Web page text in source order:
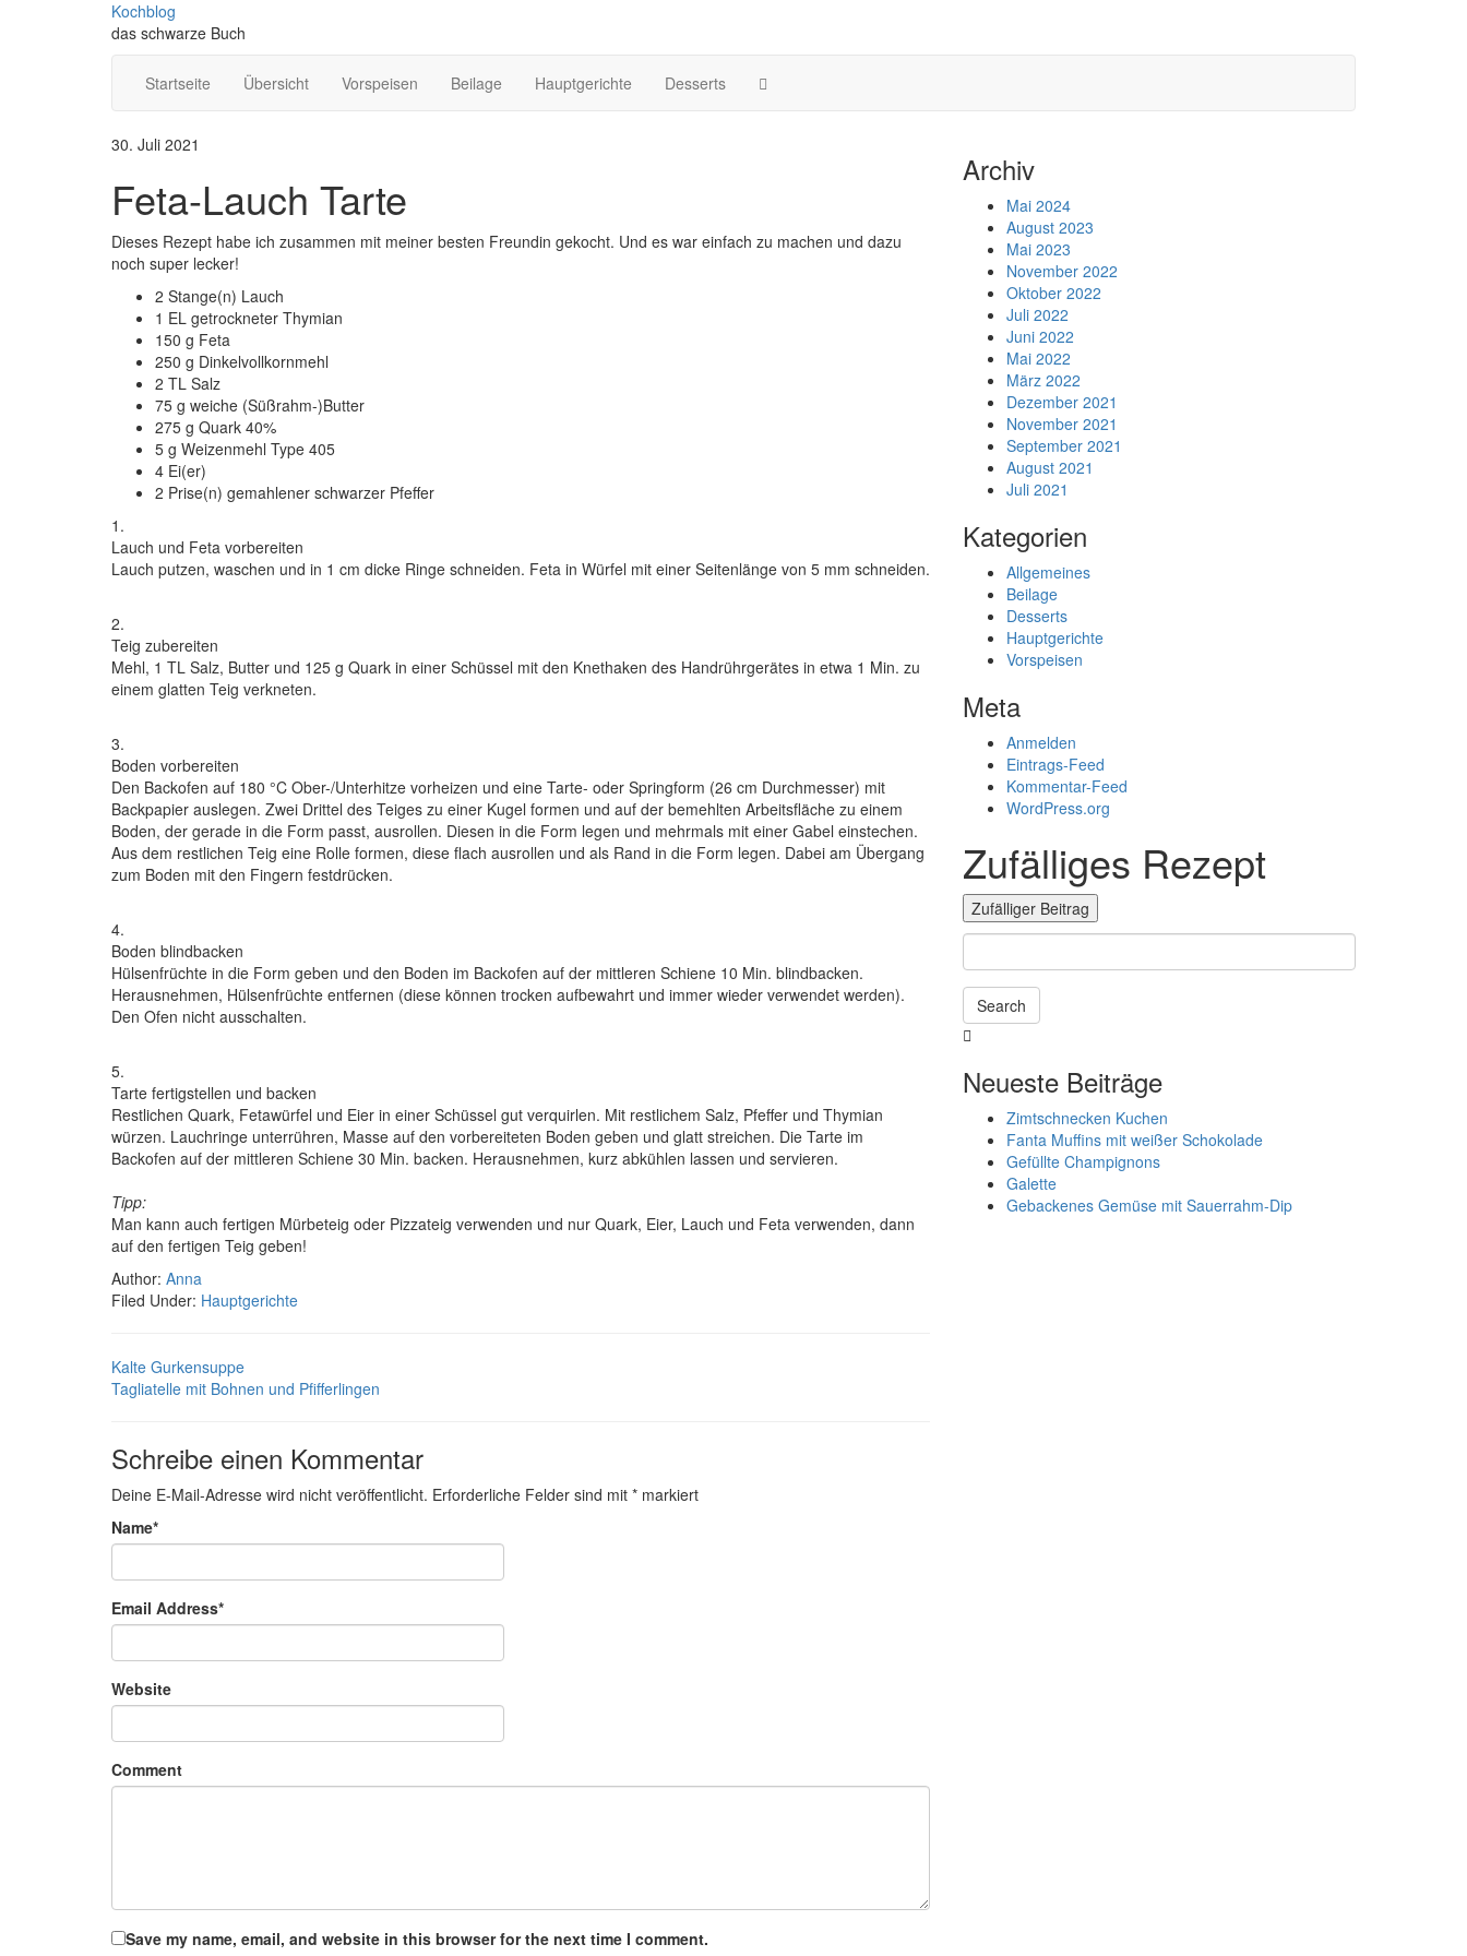
Kochblog
das schwarze Buch
Startseite Übersicht Vorspeisen Beilage Hauptgerichte Desserts
30. Juli 2021
Feta-Lauch Tarte
Dieses Rezept habe ich zusammen mit meiner besten Freundin gekocht. Und es war einfach zu machen und dazu
noch super lecker!
2 Stange(n) Lauch
1 EL getrockneter Thymian
150 g Feta
250 g Dinkelvollkornmehl
2 TL Salz
75 g weiche (Süßrahm-)Butter
275 g Quark 40%
5 g Weizenmehl Type 405
4 Ei(er)
2 Prise(n) gemahlener schwarzer Pfeffer
1.
Lauch und Feta vorbereiten
Lauch putzen, waschen und in 1 cm dicke Ringe schneiden. Feta in Würfel mit einer Seitenlänge von 5 mm schneiden.
2.
Teig zubereiten
Mehl, 1 TL Salz, Butter und 125 g Quark in einer Schüssel mit den Knethaken des Handrührgerätes in etwa 1 Min. zu
einem glatten Teig verkneten.
3.
Boden vorbereiten
Den Backofen auf 180 °C Ober-/Unterhitze vorheizen und eine Tarte- oder Springform (26 cm Durchmesser) mit
Backpapier auslegen. Zwei Drittel des Teiges zu einer Kugel formen und auf der bemehlten Arbeitsfläche zu einem
Boden, der gerade in die Form passt, ausrollen. Diesen in die Form legen und mehrmals mit einer Gabel einstechen.
Aus dem restlichen Teig eine Rolle formen, diese flach ausrollen und als Rand in die Form legen. Dabei am Übergang
zum Boden mit den Fingern festdrücken.
4.
Boden blindbacken
Hülsenfrüchte in die Form geben und den Boden im Backofen auf der mittleren Schiene 10 Min. blindbacken.
Herausnehmen, Hülsenfrüchte entfernen (diese können trocken aufbewahrt und immer wieder verwendet werden).
Den Ofen nicht ausschalten.
5.
Tarte fertigstellen und backen
Restlichen Quark, Fetawürfel und Eier in einer Schüssel gut verquirlen. Mit restlichem Salz, Pfeffer und Thymian
würzen. Lauchringe unterrühren, Masse auf den vorbereiteten Boden geben und glatt streichen. Die Tarte im
Backofen auf der mittleren Schiene 30 Min. backen. Herausnehmen, kurz abkühlen lassen und servieren.
Tipp:
Man kann auch fertigen Mürbeteig oder Pizzateig verwenden und nur Quark, Eier, Lauch und Feta verwenden, dann
auf den fertigen Teig geben!
Author: Anna
Filed Under: Hauptgerichte
Kalte Gurkensuppe
Tagliatelle mit Bohnen und Pfifferlingen
Schreibe einen Kommentar
Deine E-Mail-Adresse wird nicht veröffentlicht. Erforderliche Felder sind mit * markiert
Name*
Email Address*
Website
Comment
Save my name, email, and website in this browser for the next time I comment.
Archiv
Mai 2024
August 2023
Mai 2023
November 2022
Oktober 2022
Juli 2022
Juni 2022
Mai 2022
März 2022
Dezember 2021
November 2021
September 2021
August 2021
Juli 2021
Kategorien
Allgemeines
Beilage
Desserts
Hauptgerichte
Vorspeisen
Meta
Anmelden
Eintrags-Feed
Kommentar-Feed
WordPress.org
Zufälliges Rezept
Zufälliger Beitrag
Search
in
progress
Neueste Beiträge
Zimtschnecken Kuchen
Fanta Muffins mit weißer Schokolade
Gefüllte Champignons
Galette
Gebackenes Gemüse mit Sauerrahm-Dip